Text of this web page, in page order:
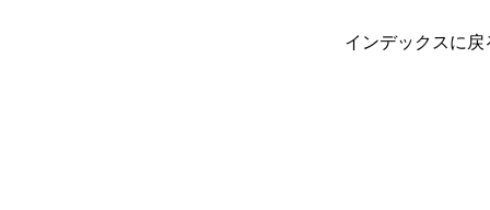
インデックスに戻